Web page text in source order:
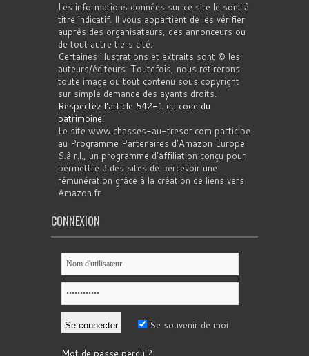
Les informations données sur ce site le sont à
titre indicatif. Il vous appartient de les vérifier
auprès des organisateurs, des annonceurs ou
de tout autre tiers cité.
Certaines illustrations et extraits sont © les
auteurs/éditeurs. Toutefois, nous retirerons
toute image ou tout contenu sous copyright
sur simple demande des ayants droits.
Respectez l'article 542-1 du code du
patrimoine.
Le site www.chasses-au-tresor.com participe
au Programme Partenaires d’Amazon Europe
S.à r.l., un programme d’affiliation conçu pour
permettre à des sites de percevoir une
rémunération grâce à la création de liens vers
Amazon.fr
CONNEXION
Se souvenir de moi
Mot de passe perdu ?